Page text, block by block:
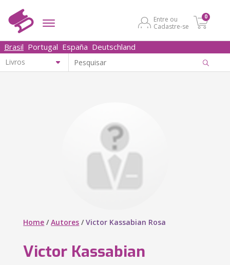
Entre ou
Cadastre-se
0
Brasil Portugal España Deutschland
Home /Autores /Victor Kassabian Rosa
Victor Kassabian